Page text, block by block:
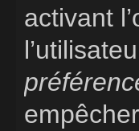
activant